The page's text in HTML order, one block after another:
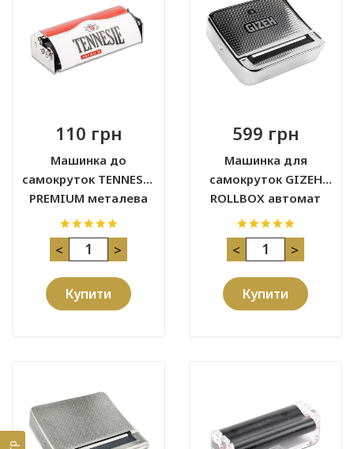
110 грн
Машинка до
самокруток TENNESIE
PREMIUM металева
< >
Купити
599 грн
Машинка для
самокруток GIZEH
ROLLBOX автомат
< >
Купити